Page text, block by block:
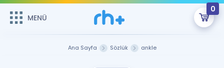
MENÜ
0
MENÜ
Ana Sayfa Sözlük ankle